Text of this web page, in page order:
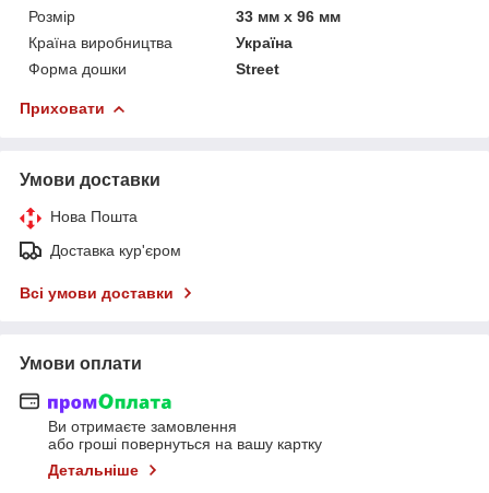
Розмір
33 мм х 96 мм
Країна виробництва
Україна
Форма дошки
Street
Приховати
Умови доставки
Нова Пошта
Доставка кур'єром
Всі умови доставки
Умови оплати
Ви отримаєте замовлення
або гроші повернуться на вашу картку
Детальніше